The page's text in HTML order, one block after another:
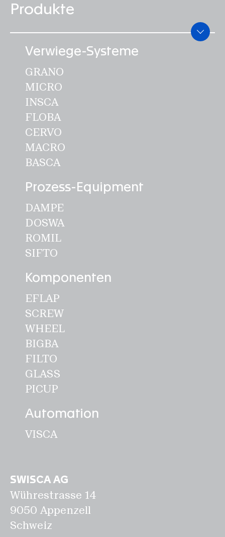
Produkte
Verwiege-Systeme
GRANO
MICRO
INSCA
FLOBA
CERVO
MACRO
BASCA
Prozess-Equipment
DAMPE
DOSWA
ROMIL
SIFTO
Komponenten
EFLAP
SCREW
WHEEL
BIGBA
FILTO
GLASS
PICUP
Automation
VISCA
SWISCA AG
Wührestrasse 14
9050 Appenzell
Schweiz